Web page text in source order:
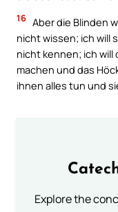
16 Aber die Blinden
nicht wissen; ich will
nicht kennen; ich will
machen und das
ihnen alles tun und
Explore the